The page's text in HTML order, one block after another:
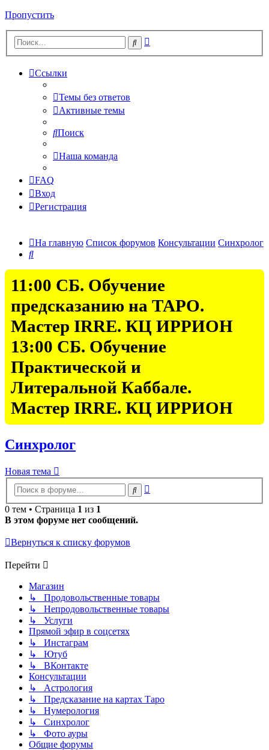
Пропустить
Поиск
Ссылки
Темы без ответов
Активные темы
Поиск
Наша команда
FAQ
Вход
Регистрация
На главную Список форумов Консультации Синхролог
Поиск
11:00 СБ. Обучение
предсказанию на ТАРО.
Мастер IRRE. КЦ ИРРИОН
13:00 СБ. Обучение
Практической и
Литеральной Каббале.
Мастер IRRE. КЦ ИРРИОН
Синхролог
Новая тема
Поиск
0 тем • Страница 1 из 1
В этом форуме нет сообщений.
Вернуться к списку форумов
Перейти
Магазин
↳ Продовольственные товары
↳ Непродовольственные товары
↳ Услуги
Прямой эфир в соцсетях
↳ Инстаграм
↳ Ютуб
↳ ВКонтакте
Консультации
↳ Астрология
↳ Предсказание на картах Таро
↳ Нумерология
↳ Синхролог
↳ Фото ауры
Общие форумы